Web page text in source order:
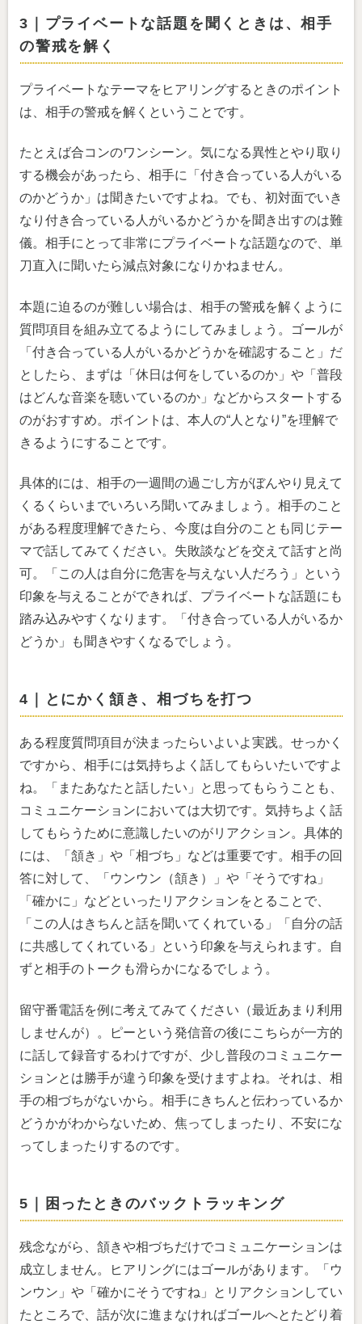
3｜プライベートな話題を聞くときは、相手
の警戒を解く
プライベートなテーマをヒアリングするときのポイント
は、相手の警戒を解くということです。
たとえば合コンのワンシーン。気になる異性とやり取り
する機会があったら、相手に「付き合っている人がいる
のかどうか」は聞きたいですよね。でも、初対面でいき
なり付き合っている人がいるかどうかを聞き出すのは難
儀。相手にとって非常にプライベートな話題なので、単
刀直入に聞いたら減点対象になりかねません。
本題に迫るのが難しい場合は、相手の警戒を解くように
質問項目を組み立てるようにしてみましょう。ゴールが
「付き合っている人がいるかどうかを確認すること」だ
としたら、まずは「休日は何をしているのか」や「普段
はどんな音楽を聴いているのか」などからスタートする
のがおすすめ。ポイントは、本人の“人となり”を理解で
きるようにすることです。
具体的には、相手の一週間の過ごし方がぼんやり見えて
くるくらいまでいろいろ聞いてみましょう。相手のこと
がある程度理解できたら、今度は自分のことも同じテー
マで話してみてください。失敗談などを交えて話すと尚
可。「この人は自分に危害を与えない人だろう」という
印象を与えることができれば、プライベートな話題にも
踏み込みやすくなります。「付き合っている人がいるか
どうか」も聞きやすくなるでしょう。
4｜とにかく頷き、相づちを打つ
ある程度質問項目が決まったらいよいよ実践。せっかく
ですから、相手には気持ちよく話してもらいたいですよ
ね。「またあなたと話したい」と思ってもらうことも、
コミュニケーションにおいては大切です。気持ちよく話
してもらうために意識したいのがリアクション。具体的
には、「頷き」や「相づち」などは重要です。相手の回
答に対して、「ウンウン（頷き）」や「そうですね」
「確かに」などといったリアクションをとることで、
「この人はきちんと話を聞いてくれている」「自分の話
に共感してくれている」という印象を与えられます。自
ずと相手のトークも滑らかになるでしょう。
留守番電話を例に考えてみてください（最近あまり利用
しませんが）。ピーという発信音の後にこちらが一方的
に話して録音するわけですが、少し普段のコミュニケー
ションとは勝手が違う印象を受けますよね。それは、相
手の相づちがないから。相手にきちんと伝わっているか
どうかがわからないため、焦ってしまったり、不安にな
ってしまったりするのです。
5｜困ったときのバックトラッキング
残念ながら、頷きや相づちだけでコミュニケーションは
成立しません。ヒアリングにはゴールがあります。「ウ
ンウン」や「確かにそうですね」とリアクションしてい
たところで、話が次に進まなければゴールへとたどり着